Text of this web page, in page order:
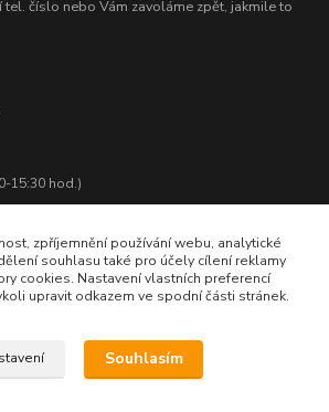
číslo nebo Vám zavoláme zpět, jakmile to
15:30 hod.)
Hušek - QTEST. Všechna práva vyhrazena.
převzetí, šíření či dalšího zpřístupňování článků,
zpříjemnění používání webu, analytické
souhlasu také pro účely cílení reklamy
cookies. Nastavení vlastních preferencí
upravit odkazem ve spodní části stránek.
Souhlasím